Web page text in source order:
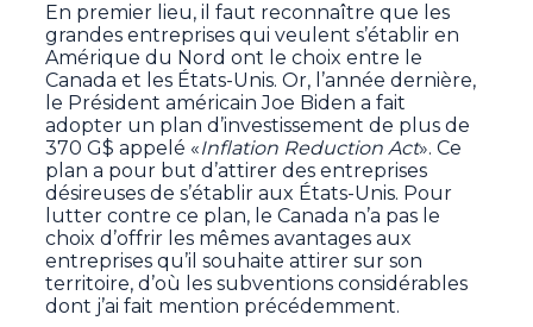
En premier lieu, il faut reconnaître que les
grandes entreprises qui veulent s’établir en
Amérique du Nord ont le choix entre le
Canada et les États-Unis. Or, l’année dernière,
le Président américain Joe Biden a fait
adopter un plan d’investissement de plus de
370 G$ appelé «Inflation Reduction Act». Ce
plan a pour but d’attirer des entreprises
désireuses de s’établir aux États-Unis. Pour
lutter contre ce plan, le Canada n’a pas le
choix d’offrir les mêmes avantages aux
entreprises qu’il souhaite attirer sur son
territoire, d’où les subventions considérables
dont j’ai fait mention précédemment.